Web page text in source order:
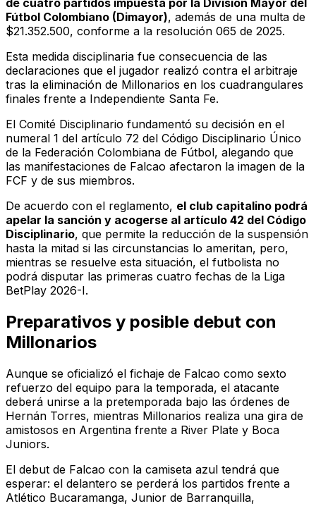
de cuatro partidos impuesta por la División Mayor del
Fútbol Colombiano (Dimayor), además de una multa de
$21.352.500, conforme a la resolución 065 de 2025.
Esta medida disciplinaria fue consecuencia de las
declaraciones que el jugador realizó contra el arbitraje
tras la eliminación de Millonarios en los cuadrangulares
finales frente a Independiente Santa Fe.
El Comité Disciplinario fundamentó su decisión en el
numeral 1 del artículo 72 del Código Disciplinario Único
de la Federación Colombiana de Fútbol, alegando que
las manifestaciones de Falcao afectaron la imagen de la
FCF y de sus miembros.
De acuerdo con el reglamento, el club capitalino podrá
apelar la sanción y acogerse al artículo 42 del Código
Disciplinario, que permite la reducción de la suspensión
hasta la mitad si las circunstancias lo ameritan, pero,
mientras se resuelve esta situación, el futbolista no
podrá disputar las primeras cuatro fechas de la Liga
BetPlay 2026-I.
Preparativos y posible debut con
Millonarios
Aunque se oficializó el fichaje de Falcao como sexto
refuerzo del equipo para la temporada, el atacante
deberá unirse a la pretemporada bajo las órdenes de
Hernán Torres, mientras Millonarios realiza una gira de
amistosos en Argentina frente a River Plate y Boca
Juniors.
El debut de Falcao con la camiseta azul tendrá que
esperar: el delantero se perderá los partidos frente a
Atlético Bucaramanga, Junior de Barranquilla,